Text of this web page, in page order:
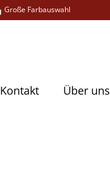
Große Farbauswahl
Kontakt Über uns